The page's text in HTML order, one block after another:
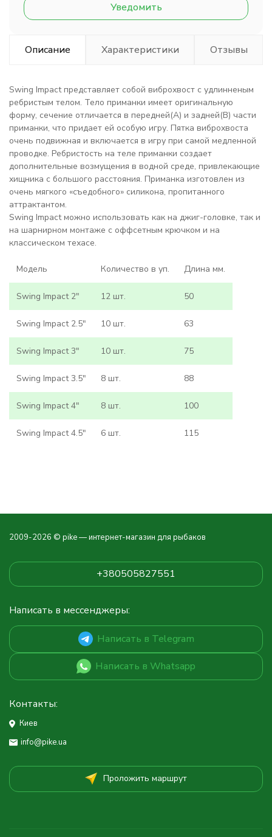
Уведомить
Описание Характеристики Отзывы
Swing Impact представляет собой виброхвост с удлинненым
ребристым телом. Тело приманки имеет оригинальную
форму, сечение отличается в передней(А) и задней(В) части
приманки, что придает ей особую игру. Пятка виброхвоста
очень подвижная и включается в игру при самой медленной
проводке. Ребристость на теле приманки создает
дополнительные возмущения в водной среде, привлекающие
хищника с большого расстояния. Приманка изготовлен из
очень мягкого «съедобного» силикона, пропитанного
аттрактантом.
Swing Impact можно использовать как на джиг-головке, так и
на шарнирном монтаже с оффсетным крючком и на
классическом техасе.
Модель Количество в уп. Длина мм.
Swing Impact 2" 12 шт. 50
Swing Impact 2.5" 10 шт. 63
Swing Impact 3" 10 шт. 75
Swing Impact 3.5" 8 шт. 88
Swing Impact 4" 8 шт. 100
Swing Impact 4.5" 6 шт. 115
2009-2026 © pike — интернет-магазин для рыбаков
+380505827551
Написать в мессенджеры:
Написать в Telegram
Написать в Whatsapp
Контакты:
Киев
info@pike.ua
Проложить маршрут